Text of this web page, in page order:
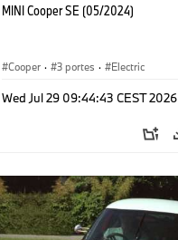
MINI Cooper SE (05/2024)
Cooper · 3 portes · Electric
Wed Jul 29 09:44:43 CEST 2026